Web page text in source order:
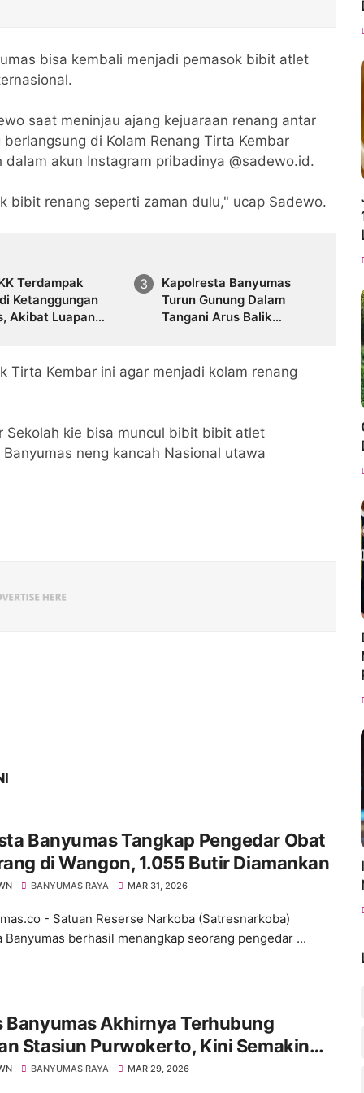
bisa kembali menjadi pemasok bibit atlet
saat meninjau ajang kejuaraan renang antar
di Kolam Renang Tirta Kembar
akun Instagram pribadinya @sadewo.id.
bibit renang seperti zaman dulu," ucap Sadewo.
Terdampak
Ketanggungan
Akibat Luapan
Kapolresta Banyumas
Turun Gunung Dalam
Tangani Arus Balik
Tirta Kembar ini agar menjadi kolam renang
Sekolah kie bisa muncul bibit bibit atlet
neng kancah Nasional utawa
Banyumas Tangkap Pengedar Obat
di Wangon, 1.055 Butir Diamankan
BANYUMAS RAYA MAR 31, 2026
- Satuan Reserse Narkoba (Satresnarkoba)
Banyumas berhasil menangkap seorang pengedar ...
Banyumas Akhirnya Terhubung
Stasiun Purwokerto, Kini Semakin
BANYUMAS RAYA MAR 29, 2026